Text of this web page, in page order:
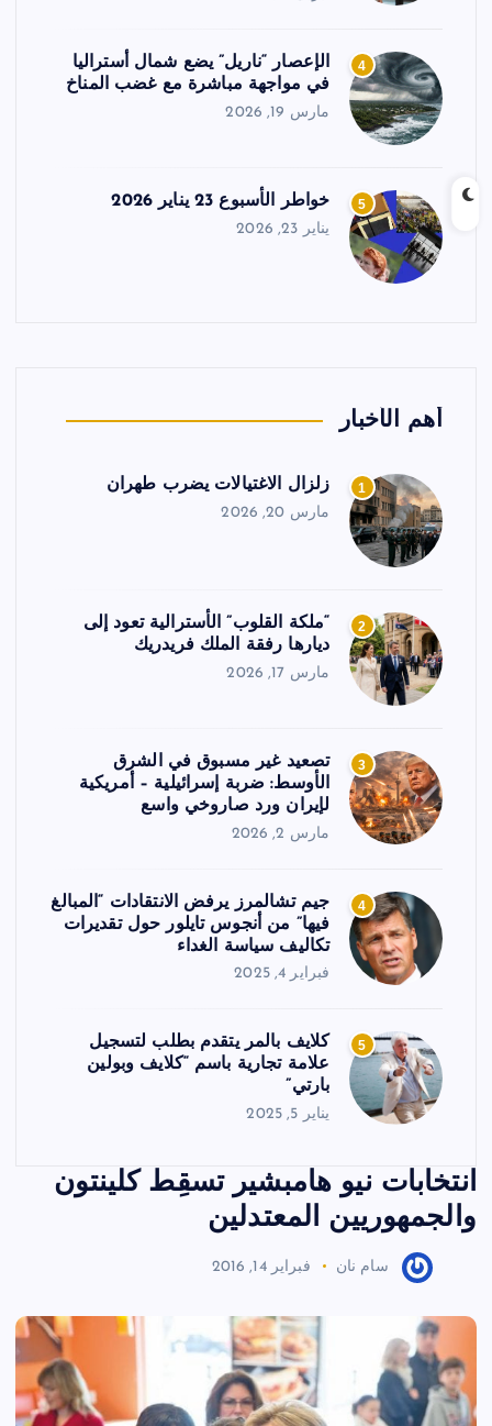
4
الإعصار “ناريل” يضع شمال أستراليا
في مواجهة مباشرة مع غضب المناخ
مارس 19, 2026
5 خواطر الأسبوع 23 يناير 2026
يناير 23, 2026
أهم الأخبار
1 زلزال الاغتيالات يضرب طهران
مارس 20, 2026
2
“ملكة القلوب” الأسترالية تعود إلى
ديارها رفقة الملك فريدريك
مارس 17, 2026
3
تصعيد غير مسبوق في الشرق
الأوسط: ضربة إسرائيلية – أمريكية
لإيران ورد صاروخي واسع
مارس 2, 2026
4
جيم تشالمرز يرفض الانتقادات “المبالغ
فيها” من أنجوس تايلور حول تقديرات
تكاليف سياسة الغداء
فبراير 4, 2025
5
كلايف بالمر يتقدم بطلب لتسجيل
علامة تجارية باسم “كلايف وبولين
بارتي”
يناير 5, 2025
انتخابات نيو هامبشير تسقِط كلينتون
والجمهوريين المعتدلين
سام نان فبراير 14, 2016